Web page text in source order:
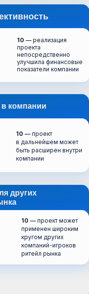
10 ― проект может
применен широким
кругом других
компаний-игроков
ритейл рынка
других
10 ― проект
в дальнейшем может
быть расширен внутри
компании
компании
10 ― реализация
проекта
непосредственно
улучшила финансовые
показатели компании